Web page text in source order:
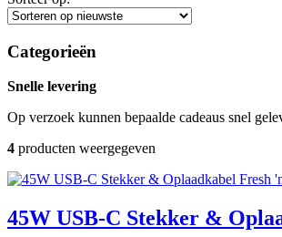
Categorieën
Snelle levering
Op verzoek kunnen bepaalde cadeaus snel
4 producten weergegeven
Fresh
45W USB-C Stekker &